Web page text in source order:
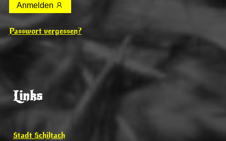
Anmelden
Passwort vergessen?
Links
Stadt Schiltach